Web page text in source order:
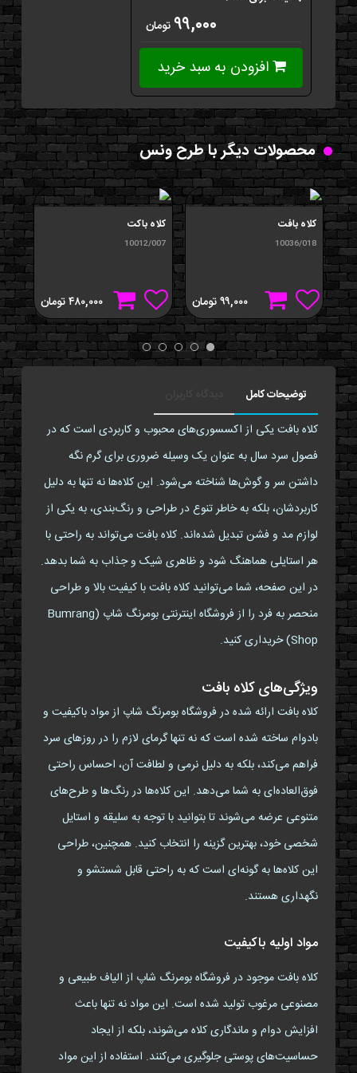
۹۹,۰۰۰ تومان
افزودن به سبد خرید
محصولات دیگر با طرح ونس
کلاه بافت
10036/018
۹۹,۰۰۰تومان
کلاه باکت
10012/007
۴۸۰,۰۰۰تومان
توضیحات کامل
کلاه بافت یکی از اکسسوری‌های محبوب و کاربردی است که در
فصول سرد سال به عنوان یک وسیله ضروری برای گرم نگه
داشتن سر و گوش‌ها شناخته می‌شود. این کلاه‌ها نه تنها به دلیل
کاربردشان، بلکه به خاطر تنوع در طراحی و رنگ‌بندی، به یکی از
لوازم مد و فشن تبدیل شده‌اند. کلاه بافت می‌تواند به راحتی با
هر استایلی هماهنگ شود و ظاهری شیک و جذاب به شما بدهد.
در این صفحه، شما می‌توانید کلاه بافت با کیفیت بالا و طراحی
منحصر به فرد را از فروشگاه اینترنتی بومرنگ شاپ (Bumrang
Shop) خریداری کنید.
ویژگی‌های کلاه بافت
کلاه بافت ارائه شده در فروشگاه بومرنگ شاپ از مواد باکیفیت و
بادوام ساخته شده است که نه تنها گرمای لازم را در روزهای سرد
فراهم می‌کند، بلکه به دلیل نرمی و لطافت آن، احساس راحتی
فوق‌العاده‌ای به شما می‌دهد. این کلاه‌ها در رنگ‌ها و طرح‌های
متنوعی عرضه می‌شوند تا بتوانید با توجه به سلیقه و استایل
شخصی خود، بهترین گزینه را انتخاب کنید. همچنین، طراحی
این کلاه‌ها به گونه‌ای است که به راحتی قابل شستشو و
نگهداری هستند.
مواد اولیه باکیفیت
کلاه بافت موجود در فروشگاه بومرنگ شاپ از الیاف طبیعی و
مصنوعی مرغوب تولید شده است. این مواد نه تنها باعث
افزایش دوام و ماندگاری کلاه می‌شوند، بلکه از ایجاد
حساسیت‌های پوستی جلوگیری می‌کنند. استفاده از این مواد